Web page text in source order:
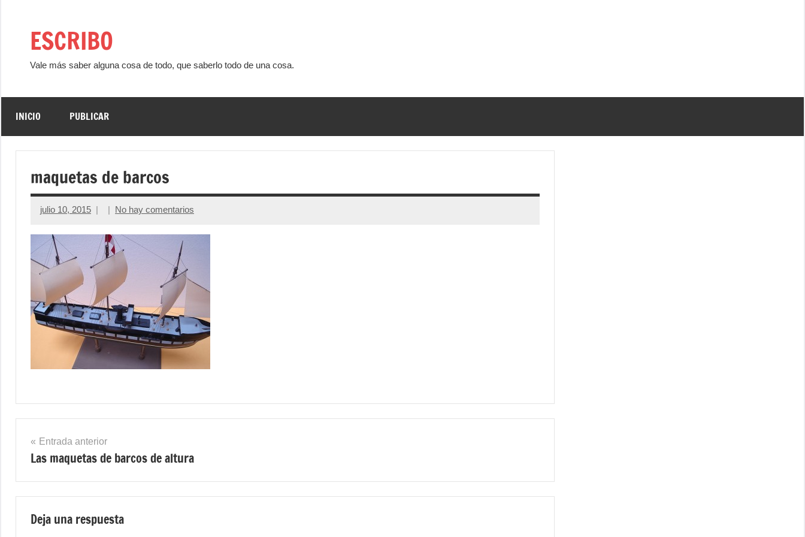
contenidoESCRIBO
Vale más saber alguna cosa de todo, que saberlo todo de una cosa.
INICIO PUBLICAR
maquetas de barcos
julio 10, 2015 No hay comentarios
Navegación
de
entradas
Entrada anterior
Las maquetas de barcos de altura
Deja una respuesta